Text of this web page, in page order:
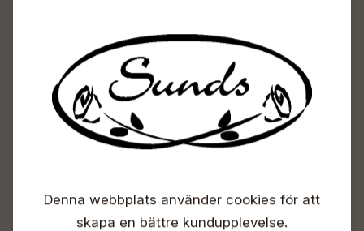
Sunds Trädgårdscenter
Öppet
Info & växel
Denna webbplats använder cookies för att
skapa en bättre kundupplevelse.